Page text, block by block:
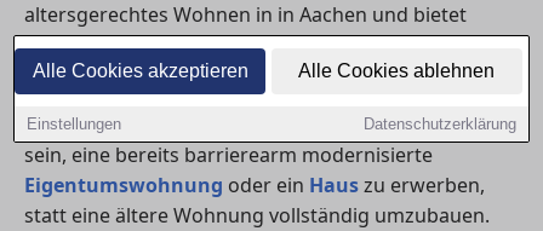
Alle Cookies akzeptieren Alle Cookies ablehnen
Einstellungen Datenschutzerklärung
altersgerechtes Wohnen in in Aachen und bietet
Orientierung zu Fördermitteln sowie möglichen
Einsparpotenzialen.
Je nach Zustand der Immobilie kann es auch sinnvoll
sein, eine bereits barrierearm modernisierte
Eigentumswohnung oder ein Hauszu erwerben,
statt eine ältere Wohnung vollständig umzubauen.